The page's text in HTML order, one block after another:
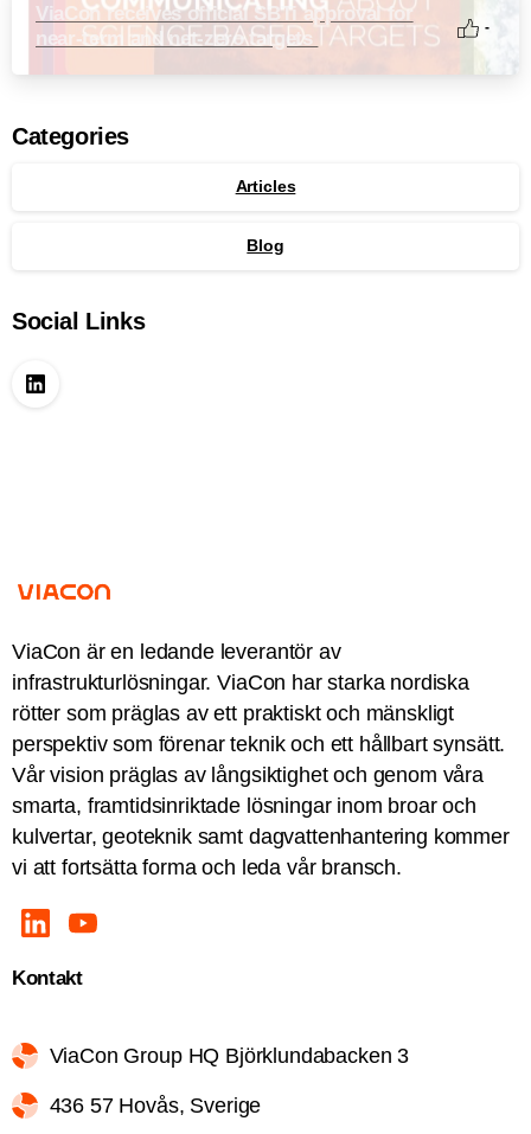
ViaCon receives official SBTi approval for
near-term and net-zero targets
-
Categories
Articles
Blog
Social Links
ViaCon är en ledande leverantör av
infrastrukturlösningar. ViaCon har starka nordiska
rötter som präglas av ett praktiskt och mänskligt
perspektiv som förenar teknik och ett hållbart synsätt.
Vår vision präglas av långsiktighet och genom våra
smarta, framtidsinriktade lösningar inom broar och
kulvertar, geoteknik samt dagvattenhantering kommer
vi att fortsätta forma och leda vår bransch.
Kontakt
ViaCon Group HQ Björklundabacken 3
436 57 Hovås, Sverige